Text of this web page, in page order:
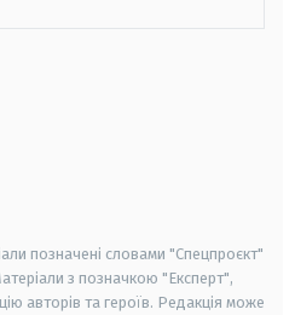
позначені словами "Спецпроєкт"
з позначкою "Експерт",
авторів та героїв. Редакція може